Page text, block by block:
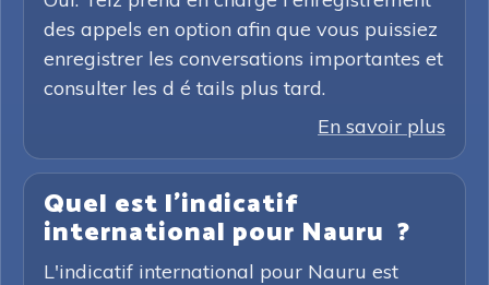
des appels en option afin que vous puissiez
enregistrer les conversations importantes et
consulter les d é tails plus tard.
En savoir plus
Quel est l'indicatif
international pour Nauru ?
L'indicatif international pour Nauru est